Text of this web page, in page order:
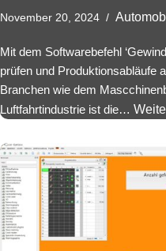
November 20, 2024
Mit dem Softwarebefehl
prüfen und Produktionsabläufe
Branchen wie dem
Luftfahrtindustrie ist die…